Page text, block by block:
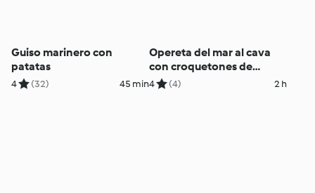
Guiso marinero con
patatas
4 (32) 45 min
Opereta del mar al cava
con croquetones de
patata
4 (4) 2 h